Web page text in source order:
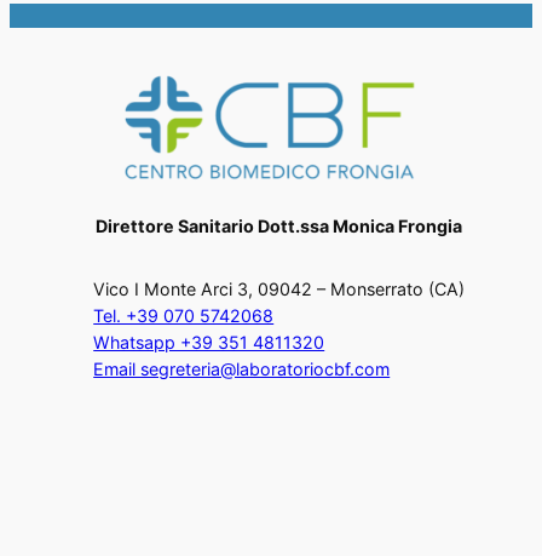
Direttore Sanitario Dott.ssa Monica Frongia
Vico I Monte Arci 3, 09042 – Monserrato (CA)
Tel. +39 070 5742068
Whatsapp +39 351 4811320
Email segreteria@laboratoriocbf.com